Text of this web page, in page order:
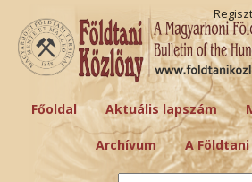
Főoldal Aktuális lapszám
Archívum A